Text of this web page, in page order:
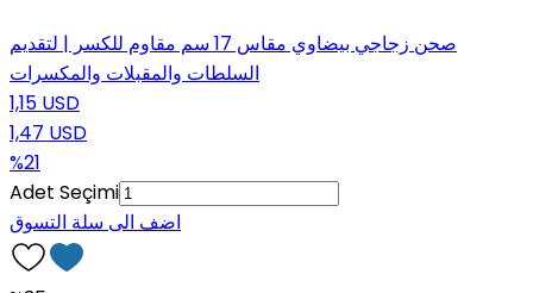
صحن زجاجي بيضاوي مقاس 17 سم مقاوم للكسر | لتقديم
السلطات والمقبلات والمكسرات
1,15 USD
1,47 USD
%21
Adet Seçimi
اضف الى سلة التسوق